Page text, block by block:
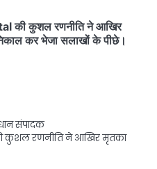
की कुशल रणनीति ने आखिर
कर भेजा सलाखों के पीछे।
संपादक
कुशल रणनीति ने आखिर मृतका